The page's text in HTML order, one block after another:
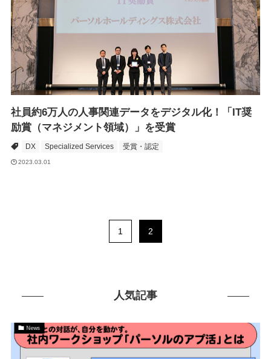
社員約6万人の人事関連データをデジタル化！「IT奨
励賞（マネジメント領域）」を受賞
DX Specialized Services 受賞・認定
2023.03.01
1 2
人気記事
News